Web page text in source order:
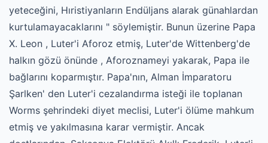
yeteceğini, Hıristiyanların Endüljans alarak günahlardan
kurtulamayacaklarını " söylemiştir. Bunun üzerine Papa
X. Leon , Luter'i Aforoz etmiş, Luter'de Wittenberg'de
halkın gözü önünde , Aforoznameyi yakarak, Papa ile
bağlarını koparmıştır. Papa'nın, Alman İmparatoru
Şarlken' den Luter'i cezalandırma isteği ile toplanan
Worms şehrindeki diyet meclisi, Luter'i ölüme mahkum
etmiş ve yakılmasına karar vermiştir. Ancak